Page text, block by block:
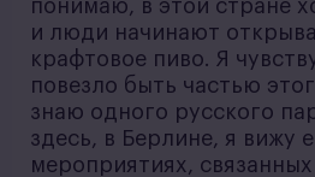
понимаю, в этой стране
и люди начинают
крафтовое пиво. Я
повезло быть частью
знаю одного русского
здесь, в Берлине, я вижу
мероприятиях,